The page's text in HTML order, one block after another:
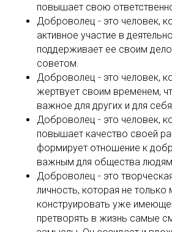
повышает свою
Доброволец - это человек,
активное участие в
поддерживает ее своим
советом.
Доброволец - это человек,
жертвует своим временем,
важное для других и для
Доброволец - это человек,
повышает качество своей
формирует отношение к
важным для общества
Доброволец - это
личность, которая не
конструировать уже
претворять в жизнь самые